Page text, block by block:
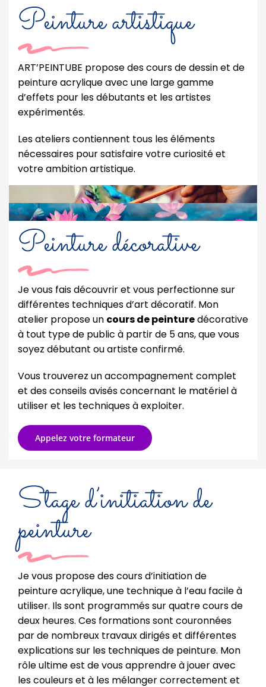
Peinture artistique
ART’PEINTUBE propose des cours de dessin et de
peinture acrylique avec une large gamme
d’effets pour les débutants et les artistes
expérimentés.
Les ateliers contiennent tous les éléments
nécessaires pour satisfaire votre curiosité et
votre ambition artistique.
Peinture décorative
Je vous fais découvrir et vous perfectionne sur
différentes techniques d’art décoratif. Mon
atelier propose un cours de peinturedécorative
à tout type de public à partir de 5 ans, que vous
soyez débutant ou artiste confirmé.
Vous trouverez un accompagnement complet
et des conseils avisés concernant le matériel à
utiliser et les techniques à exploiter.
Appelez votre formateur
Stage d’initiation de
peinture
Je vous propose des cours d’initiation de
peinture acrylique, une technique à l’eau facile à
utiliser. Ils sont programmés sur quatre cours de
deux heures. Ces formations sont couronnées
par de nombreux travaux dirigés et différentes
explications sur les techniques de peinture. Mon
rôle ultime est de vous apprendre à jouer avec
les couleurs et à les mélanger correctement et